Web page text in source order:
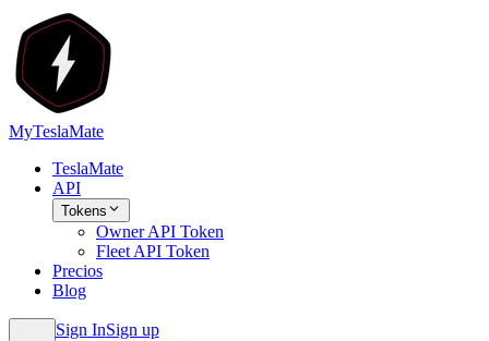
MyTeslaMate
TeslaMate
API
Tokens
Owner API Token
Fleet API Token
Precios
Blog
Sign InSign up